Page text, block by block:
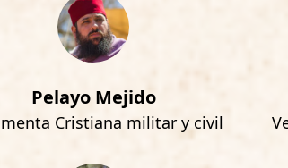
Pelayo Mejido
Cristiana militar y civil